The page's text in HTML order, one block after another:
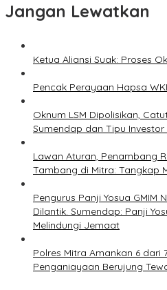
Jangan Lewatkan
Ketua Aliansi Suak: Proses
Pencak Perayaan Hapsa
Oknum LSM Dipolisikan,
Sumendap dan Tipu
Lawan Aturan, Penambang
Tambang di Mitra: Tangkap
Pengurus Panji Yosua GMIM
Dilantik. Sumendap: Panji
Melindungi Jemaat
Polres Mitra Amankan 6 dari
Penganiayaan Berujung